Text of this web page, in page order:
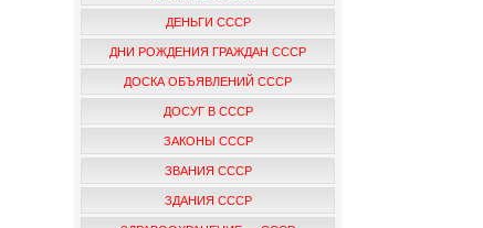
ДЕНЬГИ СССР
ДНИ РОЖДЕНИЯ ГРАЖДАН СССР
ДОСКА ОБЪЯВЛЕНИЙ СССР
ДОСУГ В СССР
ЗАКОНЫ СССР
ЗВАНИЯ СССР
ЗДАНИЯ СССР